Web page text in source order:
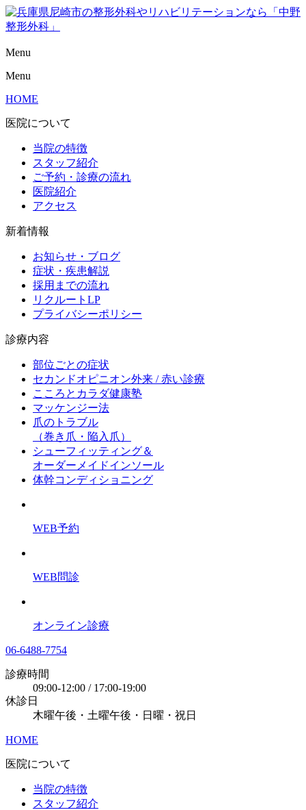
Menu
Menu
HOME
医院について
当院の特徴
スタッフ紹介
ご予約・診療の流れ
医院紹介
アクセス
新着情報
お知らせ・ブログ
症状・疾患解説
採用までの流れ
リクルートLP
プライバシーポリシー
診療内容
部位ごとの症状
セカンドオピニオン外来 / 赤い診療
こころとカラダ健康塾
マッケンジー法
爪のトラブル
（巻き爪・陥入爪）
シューフィッティング＆
オーダーメイドインソール
体幹コンディショニング
WEB予約
WEB問診
オンライン診療
06-6488-7754
診療時間
09:00-12:00 / 17:00-19:00
休診日
木曜午後・土曜午後・日曜・祝日
HOME
医院について
当院の特徴
スタッフ紹介